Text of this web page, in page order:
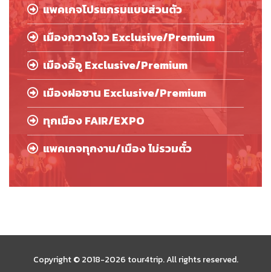
แพคเกจโปรแกรมแบบส่วนตัว
เมืองกวางโจว Exclusive/Premium
เมืองอี้อู Exclusive/Premium
เมืองฝอซาน Exclusive/Premium
ทุกเมือง FAIR/EXPO
แพคเกจทุกงาน/เมือง ไม่รวมตั๋ว
Copyright © 2018-2026 tour4trip. All rights reserved.